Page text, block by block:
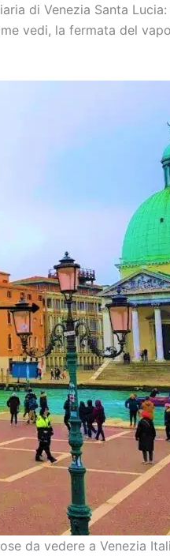
di Venezia Santa
vedi, la fermata del
da vedere a Venezia